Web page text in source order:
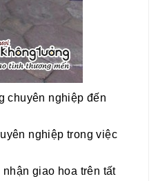
chuyên nghiệp đến
nghiệp trong việc
giao hoa trên tất